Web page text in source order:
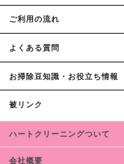
ご利用の流れ
よくある質問
お掃除豆知識・お役立ち情報
被リンク
ハートクリーニングついて
会社概要